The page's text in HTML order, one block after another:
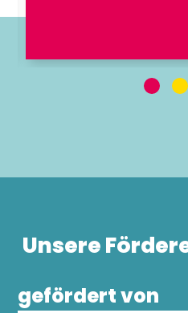
Unsere
gefördert von